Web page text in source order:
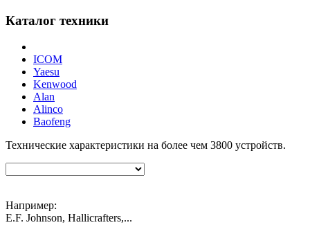
Каталог техники
ICOM
Yaesu
Kenwood
Alan
Alinco
Baofeng
Технические характеристики на более чем 3800 устройств.
Например:
E.F. Johnson, Hallicrafters,...